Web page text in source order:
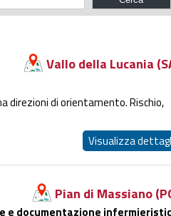
Vallo della Lucania
direzioni di orientamento. Rischio,
Visualizza
Pian di Massiano
e documentazione